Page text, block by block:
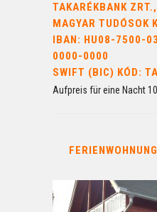
TAKARÉKBANK
MAGYAR TUDÓSOK
IBAN: HU08-7500-
0000-0000
SWIFT (BIC) KÓD:
Aufpreis für eine Nacht